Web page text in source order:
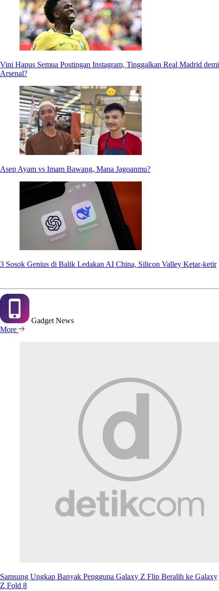
Vini Hapus Semua Postingan Instagram, Tinggalkan Real Madrid demi
Arsenal?
Asep Ayam vs Imam Bawang, Mana Jagoanmu?
3 Sosok Genius di Balik Ledakan AI China, Silicon Valley Ketar-ketir
Gadget News
More
Samsung Ungkap Banyak Pengguna Galaxy Z Flip Beralih ke Galaxy
Z Fold 8